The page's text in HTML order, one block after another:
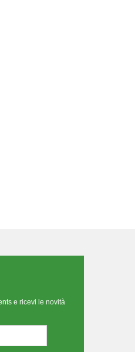
e ricevi le novità